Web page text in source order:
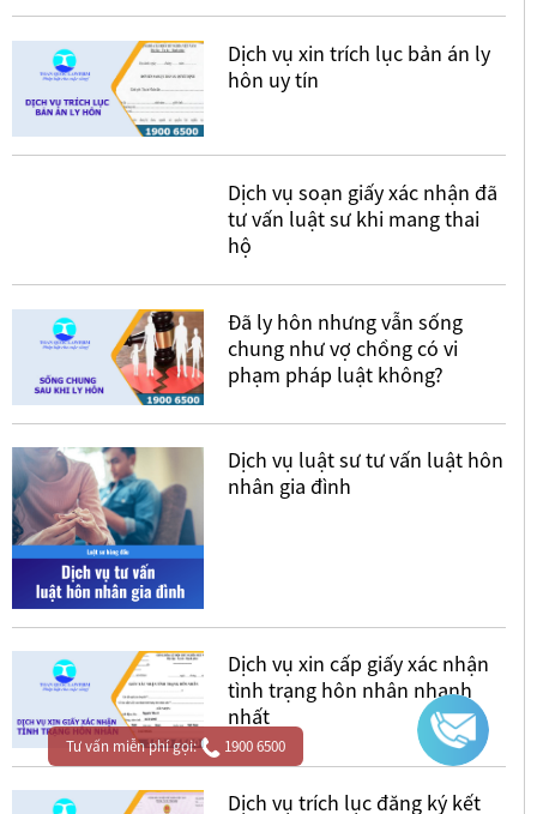
Dịch vụ xin trích lục bản án ly
hôn uy tín
Dịch vụ soạn giấy xác nhận đã
tư vấn luật sư khi mang thai
hộ
Đã ly hôn nhưng vẫn sống
chung như vợ chồng có vi
phạm pháp luật không?
Dịch vụ luật sư tư vấn luật hôn
nhân gia đình
Dịch vụ xin cấp giấy xác nhận
tình trạng hôn nhân nhanh
nhất
Dịch vụ trích lục đăng ký kết
Tư vấn miễn phí gọi: 1900 6500